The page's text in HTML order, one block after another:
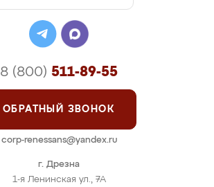
г. Дрезна
1-я Ленинская ул., 7А
8 (800) 511-89-55
ОБРАТНЫЙ ЗВОНОК
corp-renessans@yandex.ru